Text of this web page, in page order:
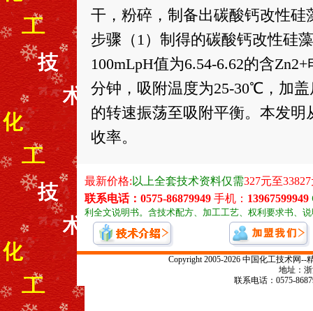
干，粉碎，制备出碳酸钙改性硅
步骤（1）制得的碳酸钙改性硅
100mLpH值为6.54-6.62的含
分钟，吸附温度为25-30℃，加
的转速振荡至吸附平衡。本发
收率。
Copyright 2005-2026 中国化工技术网
地址：
联系电话：0575-